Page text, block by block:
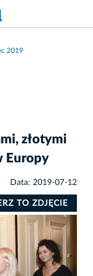
2019
złotymi
Europy
Data: 2019-07-12
TO ZDJĘCIE